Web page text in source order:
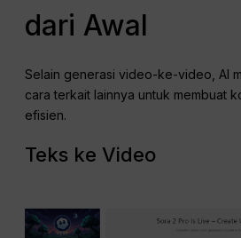
dari Awal
Selain generasi video-ke-video, AI
cara terkait lainnya untuk membuat
efisien.
Teks ke Video